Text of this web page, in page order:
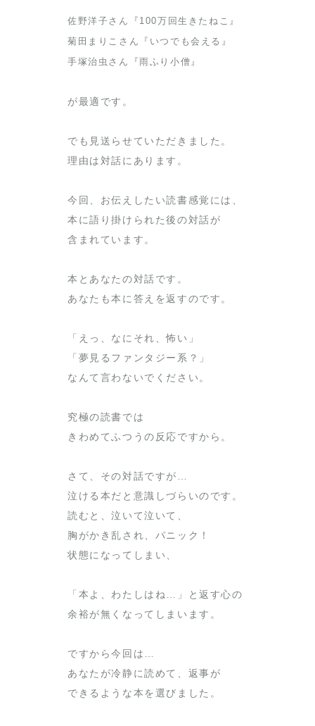
佐野洋子さん『100万回生きたねこ』
菊田まりこさん『いつでも会える』
手塚治虫さん『雨ふり小僧』
が最適です。
でも見送らせていただきました。
理由は対話にあります。
今回、お伝えしたい読書感覚には、
本に語り掛けられた後の対話が
含まれています。
本とあなたの対話です。
あなたも本に答えを返すのです。
「えっ、なにそれ、怖い」
「夢見るファンタジー系？」
なんて言わないでください。
究極の読書では
きわめてふつうの反応ですから。
さて、その対話ですが…
泣ける本だと意識しづらいのです。
読むと、泣いて泣いて、
胸がかき乱され、パニック！
状態になってしまい、
「本よ、わたしはね…」と返す心の
余裕が無くなってしまいます。
ですから今回は…
あなたが冷静に読めて、返事が
できるような本を選びました。